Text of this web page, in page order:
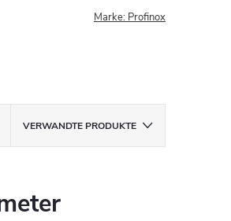
Marke: Profinox
VERWANDTE PRODUKTE